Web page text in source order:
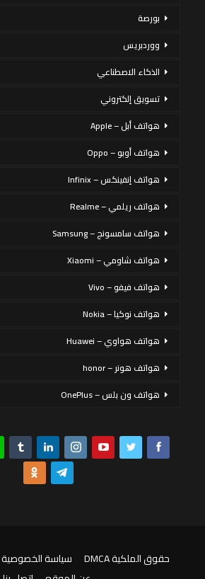
بورصة
ووردبريس
الذكاء الاصطناعي
تسويق إلكتروني
هواتف أبل – Apple
هواتف أوبو – Oppo
هواتف إنفينكس – Infinix
هواتف ريلمي – Realme
هواتف سامسونج – Samsung
هواتف شاومي – Xiaomi
هواتف فيفو – Vivo
هواتف نوكيا – Nokia
هواتف هواوي – Huawei
هواتف هونر – honor
هواتف ون بلس – OnePlus
حقوق الملكية DMCA سياسة الخصوصية